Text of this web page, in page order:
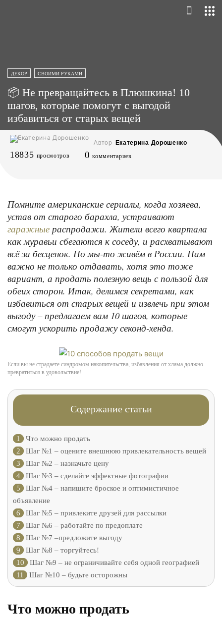
ДЕКОР СВОИМИ РУКАМИ
📦 Не превращайтесь в Плюшкина! 10
шагов, которые помогут с выгодой
избавиться от старых вещей
Автор Екатерина Дорошенко
18835 просмотров 0 комментариев
Помните американские сериалы, когда хозяева,
устав от старого барахла, устраивают
гаражные распродажи. Жители всего квартала
как муравьи сбегаются к соседу, и расхватывают
всё за бесценок. Но мы-то живём в России. Нам
важно не только отдавать, хотя это тоже
вариант, а продать полезную вещь с пользой для
обеих сторон. Итак, делимся секретами, как
избавиться от старых вещей и извлечь при этом
выгоду – предлагаем вам 10 шагов, которые
смогут ускорить продажу секонд-хенда.
Если вы не страдаете синдромом накопительства, избавления от хлама должно
превратиться в удовольствие!
Содержание статьи
1
Что можно продать
2
Шаг №1 – оцените внешнюю привлекательность вещей
3
Шаг №2 – назначьте цену
4
Шаг №3 – сделайте эффектные фотографии
5
Шаг №4 – напишите броское и оптимистичное
объявление
6
Шаг №5 – привлеките друзей для рассылки
7
Шаг №6 – работайте по предоплате
8
Шаг №7 –предложите выгоду
9
Шаг №8 – торгуйтесь!
10
Шаг №9 – не ограничивайте себя одной географией
11
Шаг №10 – будьте осторожны
Что можно продать